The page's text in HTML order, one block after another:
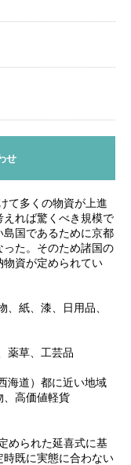
せ
て多くの物資が上進
れば驚くべき規模で
国であるために京都
った。そのため諸国の
資が定められてい
紙、漆、日用品、
薬草、工芸品
海道）都に近い地域
、高価値軽貨
められた延喜式に基
既に実態に合わない